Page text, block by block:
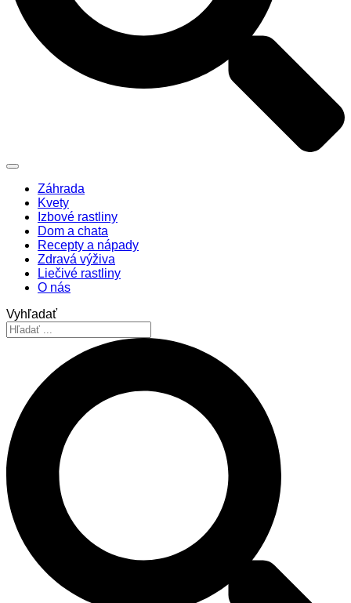
Záhrada
Kvety
Izbové rastliny
Dom a chata
Recepty a nápady
Zdravá výživa
Liečivé rastliny
O nás
Vyhľadať